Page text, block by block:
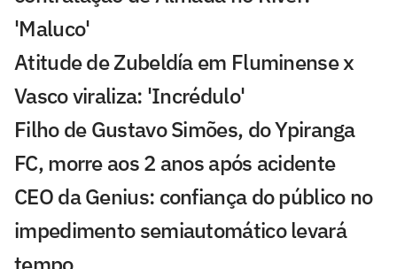
'Maluco'
Atitude de Zubeldía em Fluminense x
Vasco viraliza: 'Incrédulo'
Filho de Gustavo Simões, do Ypiranga
FC, morre aos 2 anos após acidente
CEO da Genius: confiança do público no
impedimento semiautomático levará